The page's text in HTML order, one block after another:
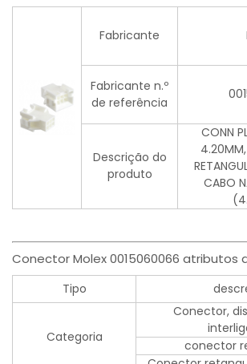
Fabricante
Fabricante n.º
de referência
Descrição do
produto
CONN
CABO
Conector Molex 0015060066 atributos
Tipo
Categoria
Conector,
conector